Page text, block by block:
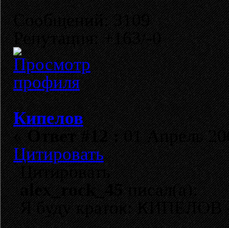
Сообщений: 3109
Репутация: +163/-0
Кипелов
«Ответ #12 :01 Апрель
Цитировать
Цитировать
alex_rock_45писал(а):
Я буду краток: